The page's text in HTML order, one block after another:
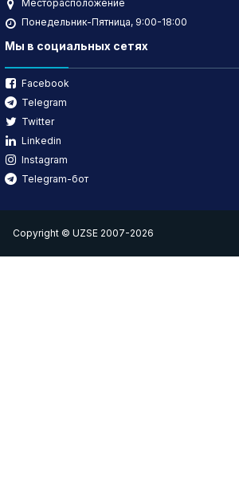
Месторасположение
Понедельник-Пятница, 9:00-18:00
Мы в социальных сетях
Facebook
Telegram
Twitter
Linkedin
Instagram
Telegram-бот
Copyright © UZSE 2007-2026